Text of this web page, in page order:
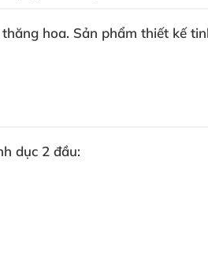
hoa. Sản phẩm thiết kế
dục 2 đầu: